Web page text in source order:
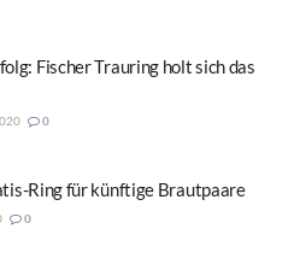
Fischer Trauring holt sich das
0
Ring für künftige Brautpaare
0